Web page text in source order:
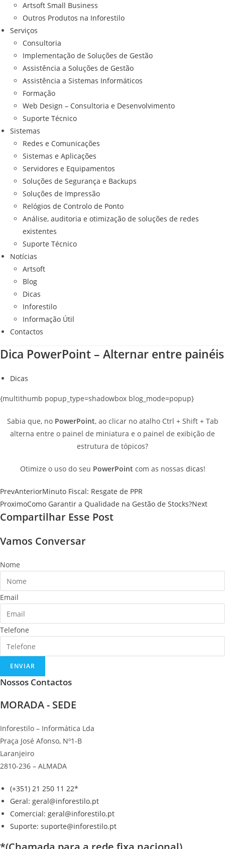
Artsoft Small Business
Outros Produtos na Inforestilo
Serviços
Consultoria
Implementação de Soluções de Gestão
Assistência a Soluções de Gestão
Assistência a Sistemas Informáticos
Formação
Web Design – Consultoria e Desenvolvimento
Suporte Técnico
Sistemas
Redes e Comunicações
Sistemas e Aplicações
Servidores e Equipamentos
Soluções de Segurança e Backups
Soluções de Impressão
Relógios de Controlo de Ponto
Análise, auditoria e otimização de soluções de redes
existentes
Suporte Técnico
Notícias
Artsoft
Blog
Dicas
Inforestilo
Informação Útil
Contactos
Dica PowerPoint – Alternar entre painéis
Dicas
{multithumb popup_type=shadowbox blog_mode=popup}
Sabia que, no PowerPoint, ao clicar no atalho Ctrl + Shift + Tab
alterna entre o painel de miniatura e o painel de exibição de
estrutura de tópicos?
Otimize o uso do seu PowerPoint com as nossas dicas!
PrevAnteriorMinuto Fiscal: Resgate de PPR
ProximoComo Garantir a Qualidade na Gestão de Stocks?Next
Compartilhar Esse Post
Vamos Conversar
Nome
Email
Telefone
ENVIAR
Nossos Contactos
MORADA - SEDE
Inforestilo – Informática Lda
Praça José Afonso, Nº1-B
Laranjeiro
2810-236 – ALMADA
(+351) 21 250 11 22*
Geral: geral@inforestilo.pt
Comercial: geral@inforestilo.pt
Suporte: suporte@inforestilo.pt